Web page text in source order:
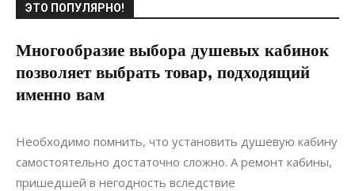
ЭТО ПОПУЛЯРНО!
Многообразие выбора душевых кабинок
позволяет выбрать товар, подходящий
именно вам
05.08.2017
Необходимо помнить, что установить душевую кабину
самостоятельно достаточно сложно. А ремонт кабины,
пришедшей в негодность вследствие